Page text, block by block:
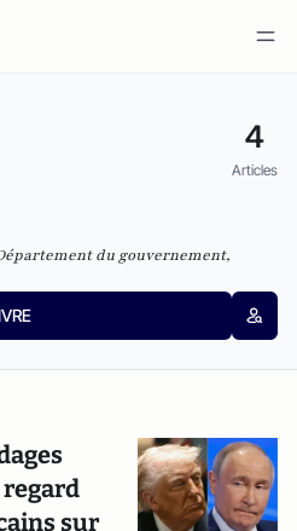
4
Articles
du gouvernement,
sur